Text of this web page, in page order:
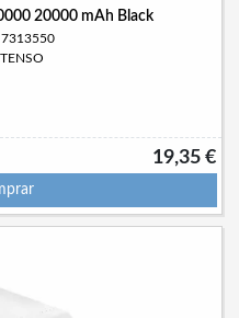
20000 mAh Black
7313550
19,35 €